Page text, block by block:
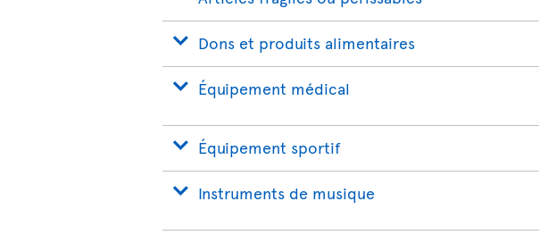
Dons et produits alimentaires
Équipement médical
Équipement sportif
Instruments de musique